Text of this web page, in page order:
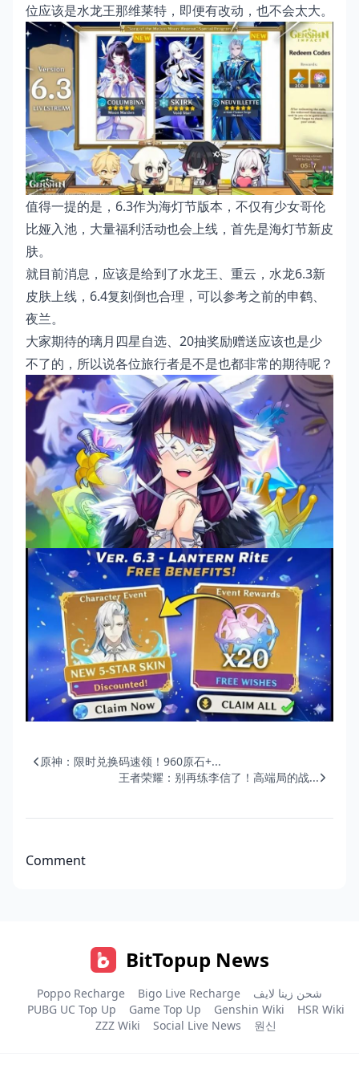
位应该是水龙王那维莱特，即便有改动，也不会太大。
值得一提的是，6.3作为海灯节版本，不仅有少女哥伦
比娅入池，大量福利活动也会上线，首先是海灯节新皮
肤。
就目前消息，应该是给到了水龙王、重云，水龙6.3新
皮肤上线，6.4复刻倒也合理，可以参考之前的申鹤、
夜兰。
大家期待的璃月四星自选、20抽奖励赠送应该也是少
不了的，所以说各位旅行者是不是也都非常的期待呢？
原神：限时兑换码速领！960原石+...
王者荣耀：别再练李信了！高端局的战...
Comment
BitTopup News
Poppo Recharge Bigo Live Recharge
شحن زينا لايف
PUBG UC Top Up
Game Top Up Genshin Wiki
HSR Wiki
ZZZ Wiki
Social Live News 원신